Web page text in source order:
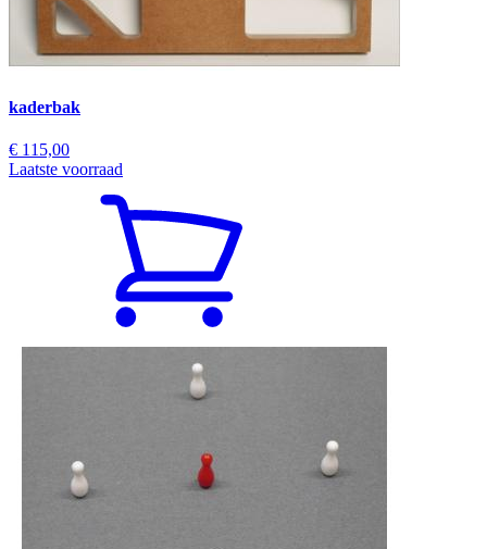
kaderbak
€ 115,00
Laatste voorraad